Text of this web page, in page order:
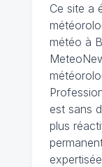
Ce site a
météo à
est sans
plus